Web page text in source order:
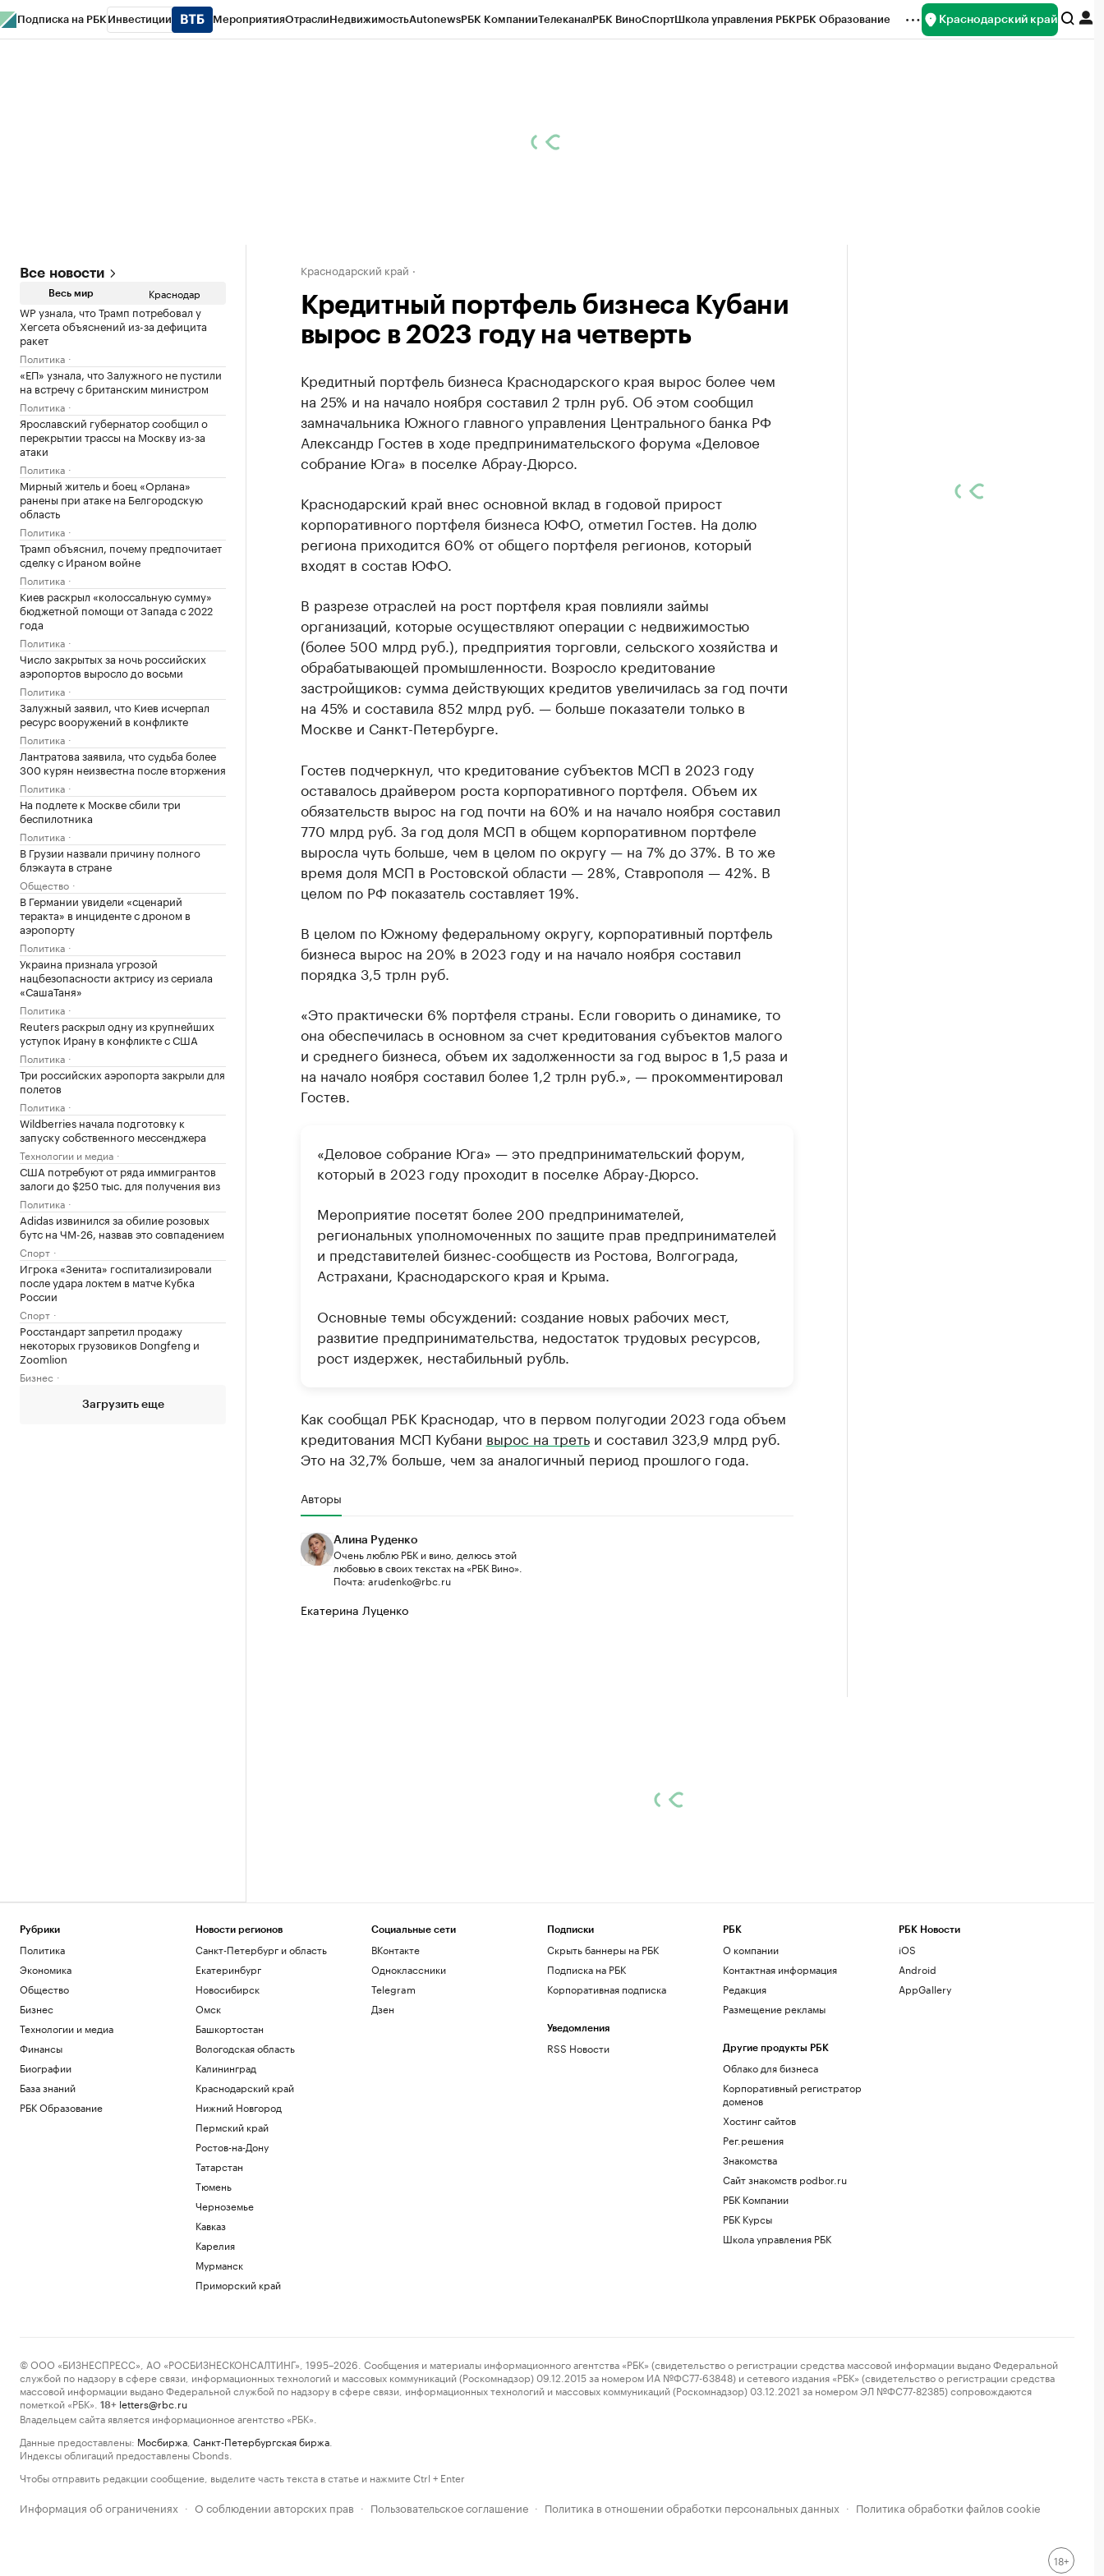
Подписка на РБК Инвестиции МероприятияОтраслиНедвижимостьAutonewsРБК КомпанииТелеканалРБК ВиноСпортШкола управления РБКРБК Образование Краснодарский край
Все новости
Весь мир Краснодар
WP узнала, что Трамп потребовал у
Хегсета объяснений из-за дефицита
ракет
Политика
«ЕП» узнала, что Залужного не пустили
на встречу с британским министром
Политика
Ярославский губернатор сообщил о
перекрытии трассы на Москву из-за
атаки
Политика
Мирный житель и боец «Орлана»
ранены при атаке на Белгородскую
область
Политика
Трамп объяснил, почему предпочитает
сделку с Ираном войне
Политика
Киев раскрыл «колоссальную сумму»
бюджетной помощи от Запада с 2022
года
Политика
Число закрытых за ночь российских
аэропортов выросло до восьми
Политика
Залужный заявил, что Киев исчерпал
ресурс вооружений в конфликте
Политика
Лантратова заявила, что судьба более
300 курян неизвестна после вторжения
Политика
На подлете к Москве сбили три
беспилотника
Политика
В Грузии назвали причину полного
блэкаута в стране
Общество
В Германии увидели «сценарий
теракта» в инциденте с дроном в
аэропорту
Политика
Украина признала угрозой
нацбезопасности актрису из сериала
«СашаТаня»
Политика
Reuters раскрыл одну из крупнейших
уступок Ирану в конфликте с США
Политика
Три российских аэропорта закрыли для
полетов
Политика
Wildberries начала подготовку к
запуску собственного мессенджера
Технологии и медиа
США потребуют от ряда иммигрантов
залоги до $250 тыс. для получения виз
Политика
Adidas извинился за обилие розовых
бутс на ЧМ-26, назвав это совпадением
Спорт
Игрока «Зенита» госпитализировали
после удара локтем в матче Кубка
России
Спорт
Росстандарт запретил продажу
некоторых грузовиков Dongfeng и
Zoomlion
Бизнес
Загрузить еще
Краснодарский край
Кредитный портфель бизнеса Кубани
вырос в 2023 году на четверть
Кредитный портфель бизнеса Краснодарского края вырос более чем
на 25% и на начало ноября составил 2 трлн руб. Об этом сообщил
замначальника Южного главного управления Центрального банка РФ
Александр Гостев в ходе предпринимательского форума «Деловое
собрание Юга» в поселке Абрау-Дюрсо.
Краснодарский край внес основной вклад в годовой прирост
корпоративного портфеля бизнеса ЮФО, отметил Гостев. На долю
региона приходится 60% от общего портфеля регионов, который
входят в состав ЮФО.
В разрезе отраслей на рост портфеля края повлияли займы
организаций, которые осуществляют операции с недвижимостью
(более 500 млрд руб.), предприятия торговли, сельского хозяйства и
обрабатывающей промышленности. Возросло кредитование
застройщиков: сумма действующих кредитов увеличилась за год почти
на 45% и составила 852 млрд руб. — больше показатели только в
Москве и Санкт-Петербурге.
Гостев подчеркнул, что кредитование субъектов МСП в 2023 году
оставалось драйвером роста корпоративного портфеля. Объем их
обязательств вырос на год почти на 60% и на начало ноября составил
770 млрд руб. За год доля МСП в общем корпоративном портфеле
выросла чуть больше, чем в целом по округу — на 7% до 37%. В то же
время доля МСП в Ростовской области — 28%, Ставрополя — 42%. В
целом по РФ показатель составляет 19%.
В целом по Южному федеральному округу, корпоративный портфель
бизнеса вырос на 20% в 2023 году и на начало ноября составил
порядка 3,5 трлн руб.
«Это практически 6% портфеля страны. Если говорить о динамике, то
она обеспечилась в основном за счет кредитования субъектов малого
и среднего бизнеса, объем их задолженности за год вырос в 1,5 раза и
на начало ноября составил более 1,2 трлн руб.», — прокомментировал
Гостев.
«Деловое собрание Юга» — это предпринимательский форум,
который в 2023 году проходит в поселке Абрау-Дюрсо.
Мероприятие посетят более 200 предпринимателей,
региональных уполномоченных по защите прав предпринимателей
и представителей бизнес-сообществ из Ростова, Волгограда,
Астрахани, Краснодарского края и Крыма.
Основные темы обсуждений: создание новых рабочих мест,
развитие предпринимательства, недостаток трудовых ресурсов,
рост издержек, нестабильный рубль.
Как сообщал РБК Краснодар, что в первом полугодии 2023 года объем
кредитования МСП Кубани вырос на третьи составил 323,9 млрд руб.
Это на 32,7% больше, чем за аналогичный период прошлого года.
Авторы
Алина Руденко
Очень люблю РБК и вино, делюсь этой
любовью в своих текстах на «РБК Вино».
Почта: arudenko@rbc.ru
Екатерина Луценко
Рубрики
Политика
Экономика
Общество
Бизнес
Технологии и медиа
Финансы
Биографии
База знаний
РБК Образование
Новости регионов
Санкт-Петербург и область
Екатеринбург
Новосибирск
Омск
Башкортостан
Вологодская область
Калининград
Краснодарский край
Нижний Новгород
Пермский край
Ростов-на-Дону
Татарстан
Тюмень
Черноземье
Кавказ
Карелия
Мурманск
Приморский край
Социальные сети
ВКонтакте
Одноклассники
Telegram
Дзен
Подписки
Скрыть баннеры на РБК
Подписка на РБК
Корпоративная подписка
Уведомления
RSS Новости
РБК
О компании
Контактная информация
Редакция
Размещение рекламы
Другие продукты РБК
Облако для бизнеса
Корпоративный регистратор
доменов
Хостинг сайтов
Рег.решения
Знакомства
Сайт знакомств podbor.ru
РБК Компании
РБК Курсы
Школа управления РБК
РБК Новости
iOS
Android
AppGallery
© ООО «БИЗНЕСПРЕСС», АО «РОСБИЗНЕСКОНСАЛТИНГ», 1995–2026. Сообщения и материалы информационного агентства «РБК» (свидетельство о регистрации средства массовой информации выдано Федеральной
службой по надзору в сфере связи, информационных технологий и массовых коммуникаций (Роскомнадзор) 09.12.2015 за номером ИА №ФС77-63848) и сетевого издания «РБК» (свидетельство о регистрации средства
массовой информации выдано Федеральной службой по надзору в сфере связи, информационных технологий и массовых коммуникаций (Роскомнадзор) 03.12.2021 за номером ЭЛ №ФС77-82385) сопровождаются
пометкой «РБК».
18+ letters@rbc.ru
Владельцем сайта является информационное агентство «РБК».
Данные предоставлены: Мосбиржа Санкт-Петербургская биржа
Индексы облигаций предоставлены Cbonds.
Чтобы отправить редакции сообщение, выделите часть текста в статье и нажмите Ctrl + Enter
Информация об ограничениях · О соблюдении авторских прав · Пользовательское соглашение · Политика в отношении обработки персональных данных · Политика обработки файлов cookie
18+